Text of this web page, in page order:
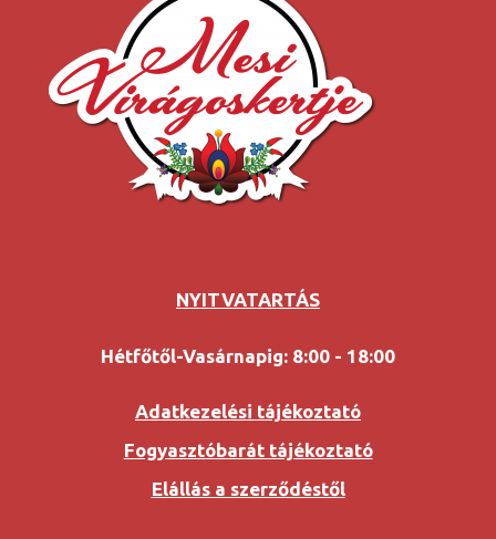
NYITVATARTÁS
Hétfőtől-Vasárnapig: 8:00 - 18:00
Adatkezelési tájékoztató
Fogyasztóbarát tájékoztató
Elállás a szerződéstől